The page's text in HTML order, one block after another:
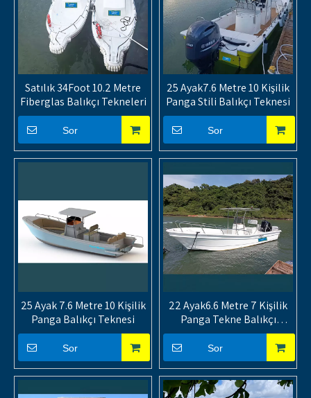
Satılık 34Foot 10.2 Metre
Fiberglas Balıkçı Tekneleri
Sor
25 Ayak7.6 Metre 10 Kişilik
Panga Stili Balıkçı Teknesi
Sor
25 Ayak 7.6 Metre 10 Kişilik
Panga Balıkçı Teknesi
Sor
22 Ayak6.6 Metre 7 Kişilik
Panga Tekne Balıkçı
Teknesi
Sor